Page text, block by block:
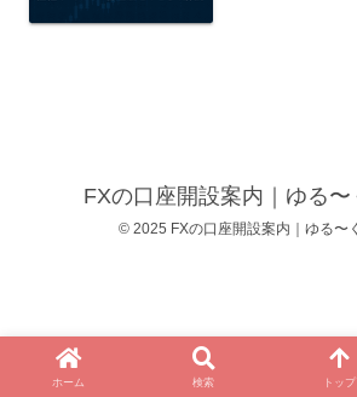
FXの口座開設案内｜ゆる〜
© 2025 FXの口座開設案内｜ゆる〜
ホーム 検索 トップ